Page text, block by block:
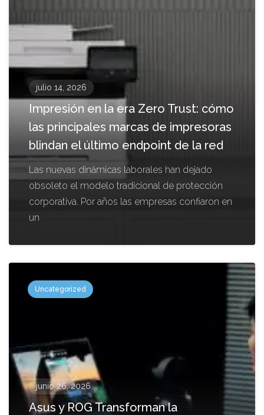
julio 14, 2026
Impresión en la era Zero Trust: cómo
las principales marcas de impresoras
blindan el último endpoint de la red
Las nuevas dinámicas laborales han dejado
obsoleto el modelo tradicional de protección
corporativa. Por años las empresas confiaron en
un
Uncategorized
junio 26, 2026
Asus y ROG Transforman la